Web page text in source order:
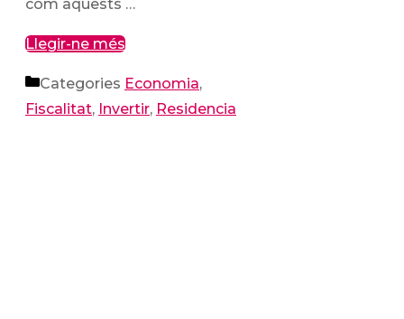
com aquests …
Llegir-ne més
Categories Economia,
Fiscalitat, Invertir, Residencia